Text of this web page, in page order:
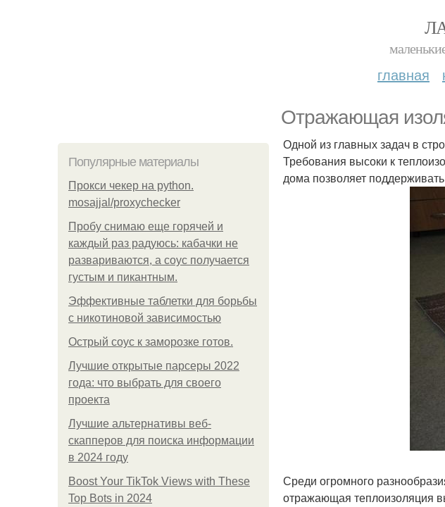
главная
Отражающая
Популярные материалы
Прокси чекер на python.
mosajjal/proxychecker
Пробу снимаю еще горячей и
каждый раз радуюсь: кабачки не
развариваются, а соус получается
густым и пикантным.
Эффективные таблетки для борьбы
с никотиновой зависимостью
Острый соус к заморозке готов.
Лучшие открытые парсеры 2022
года: что выбрать для своего
проекта
Лучшие альтернативы веб-
скапперов для поиска информации
в 2024 году
Boost Your TikTok Views with These
Top Bots in 2024
Одной из главных задач в
Требования высоки к
дома позволяет
Среди огромного
отражающая теплоизоляция